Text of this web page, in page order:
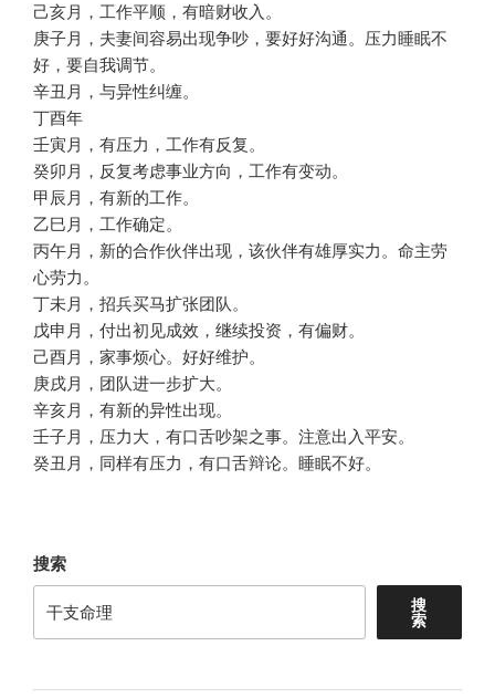
己亥月，工作平顺，有暗财收入。
庚子月，夫妻间容易出现争吵，要好好沟通。压力睡眠不
好，要自我调节。
辛丑月，与异性纠缠。
丁酉年
壬寅月，有压力，工作有反复。
癸卯月，反复考虑事业方向，工作有变动。
甲辰月，有新的工作。
乙巳月，工作确定。
丙午月，新的合作伙伴出现，该伙伴有雄厚实力。命主劳
心劳力。
丁未月，招兵买马扩张团队。
戊申月，付出初见成效，继续投资，有偏财。
己酉月，家事烦心。好好维护。
庚戌月，团队进一步扩大。
辛亥月，有新的异性出现。
壬子月，压力大，有口舌吵架之事。注意出入平安。
癸丑月，同样有压力，有口舌辩论。睡眠不好。
搜索
搜
索